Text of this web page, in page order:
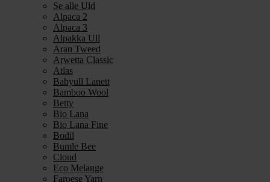
Se alle Uld
Alpaca 2
Alpaca 3
Alpakka Ull
Aran Tweed
Arwetta Classic
Atlas
Babyull Lanett
Bamboo Wool
Betty
Bio Lana
Bio Lana Fine
Bodil
Bumle Bee
Cloud
Eco Melange
Faroese Yarn